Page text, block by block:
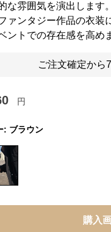
な雰囲気を演出します。
ァンタジー作品の衣装
ントでの存在感を高め
ご注文確定から
円
: ブラウン
購入